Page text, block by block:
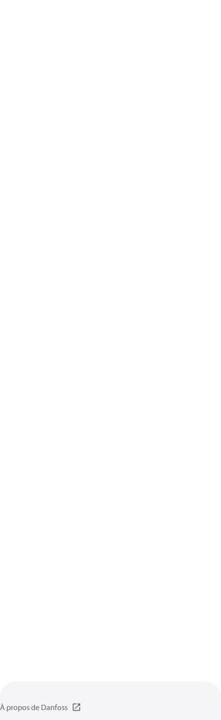
À propos de Danfoss